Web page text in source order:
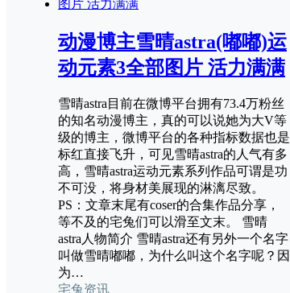
动漫博主雪晴astra(嘟嘟)运
动元素3全部图片 活力满满
雪晴astra目前在微博平台拥有73.4万粉丝
的知名动漫博主，真的可以说她为大V等
级的博主，微博平台的各种指标数据也是
标红直接飞升，可见雪晴astra的人气有多
高，雪晴astra运动元素系列作品可谓是功
不可没，将身材美展现的淋漓尽致。
PS：文章末尾有coser的合集作品分享，
等不及的宅兔们可以滑至文末。 雪晴
astra人物简介 雪晴astra还有另外一个名字
叫做雪晴嘟嘟，为什么叫这个名字呢？因
为…
宅兔资讯